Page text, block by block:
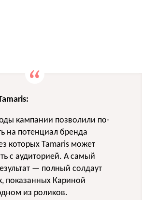
кампании позволили по-
на потенциал бренда
которых Tamaris может
с аудиторией. А самый
— полный солдаут
показанных Кариной
из роликов.